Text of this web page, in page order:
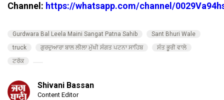
Channel: https://whatsapp.com/channel/
Gurdwara Bal Leela Maini Sangat Patna Sahib
Sant Bhuri Wale
truck
ਗੁਰਦੁਆਰਾ ਬਾਲ ਲੀਲਾ ਮੁੱਖੀ ਸੰਗਤ ਪਟਨਾ ਸਾਹਿਬ
ਸੰਤ ਭੂਰੀ ਵਾਲੇ
ਟਰੱਕ
Shivani Bassan
Content Editor